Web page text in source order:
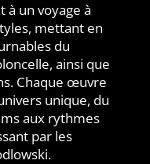
à un voyage à
mettant en
du
ainsi que
Chaque œuvre
unique, du
aux rythmes
par les